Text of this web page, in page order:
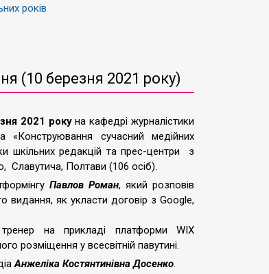
років
(10 березня 2021 року)
2021 рокуна кафедрі журналістики
«Конструювання сучасний медійних
шкільних редакцій та прес-центри з
Славутича, Полтави (106 осіб).
Павлов Роман, який розповів
видання, як укласти договір з Google,
на прикладі платформи WIX
розміщення у всесвітній павутині.
Анжеліка Костянтинівна Досенко.